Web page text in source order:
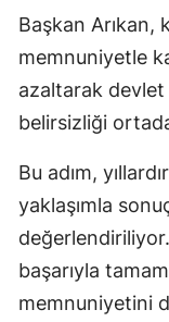
Başkan Arıkan,
memnuniyetle
azaltarak devlet
belirsizliği
Bu adım,
yaklaşımla
başarıyla
memnuniyetini